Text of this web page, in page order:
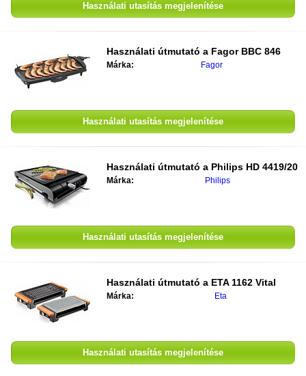
Használati utasítás megjelenítése
Használati útmutató a Fagor BBC 846
Márka: Fagor
Használati utasítás megjelenítése
Használati útmutató a Philips HD 4419/20
Márka: Philips
Használati utasítás megjelenítése
Használati útmutató a ETA 1162 Vital
Márka: Eta
Használati utasítás megjelenítése